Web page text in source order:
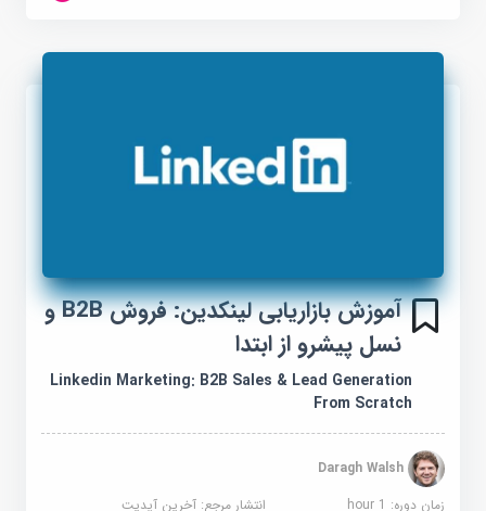
آموزش بازاریابی لینکدین: فروش B2B و
نسل پیشرو از ابتدا
Linkedin Marketing: B2B Sales & Lead Generation
From Scratch
Daragh Walsh
زمان دوره: 1 hour
انتشار مرجع:آخرین آپدیت